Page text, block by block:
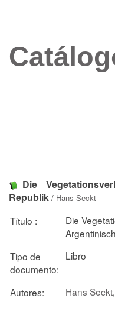
Die
Republik / Hans Seckt
Título :
Die
Tipo de
documento:
Libro
Autores: Hans Seckt